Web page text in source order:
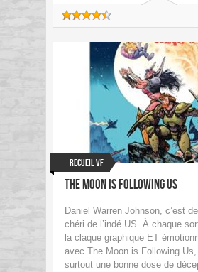
Recueil VF
The Moon is Following Us
Daniel Warren Johnson, c’est
chéri de l’indé US. À chaque
la claque graphique ET
avec The Moon is Following
surtout une bonne dose de